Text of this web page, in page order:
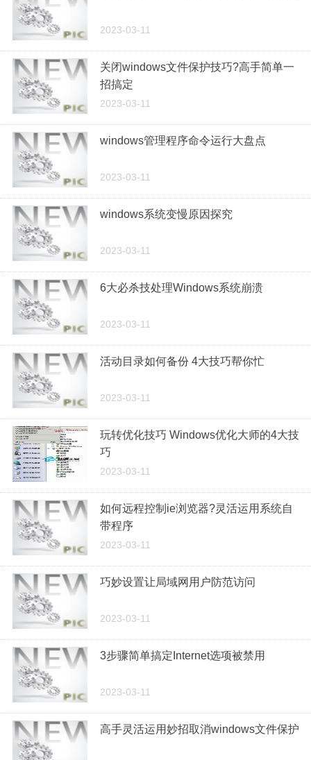
2023-03-11
关闭windows文件保护技巧?高手简单一
招搞定
2023-03-11
windows管理程序命令运行大盘点
2023-03-11
windows系统变慢原因探究
2023-03-11
6大必杀技处理Windows系统崩溃
2023-03-11
活动目录如何备份 4大技巧帮你忙
2023-03-11
玩转优化技巧 Windows优化大师的4大技
巧
2023-03-11
如何远程控制ie浏览器?灵活运用系统自
带程序
2023-03-11
巧妙设置让局域网用户防范访问
2023-03-11
3步骤简单搞定Internet选项被禁用
2023-03-11
高手灵活运用妙招取消windows文件保护